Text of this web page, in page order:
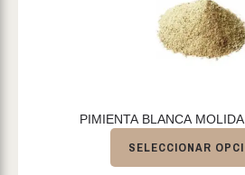
PIMIENTA BLANCA
SELECCIONAR